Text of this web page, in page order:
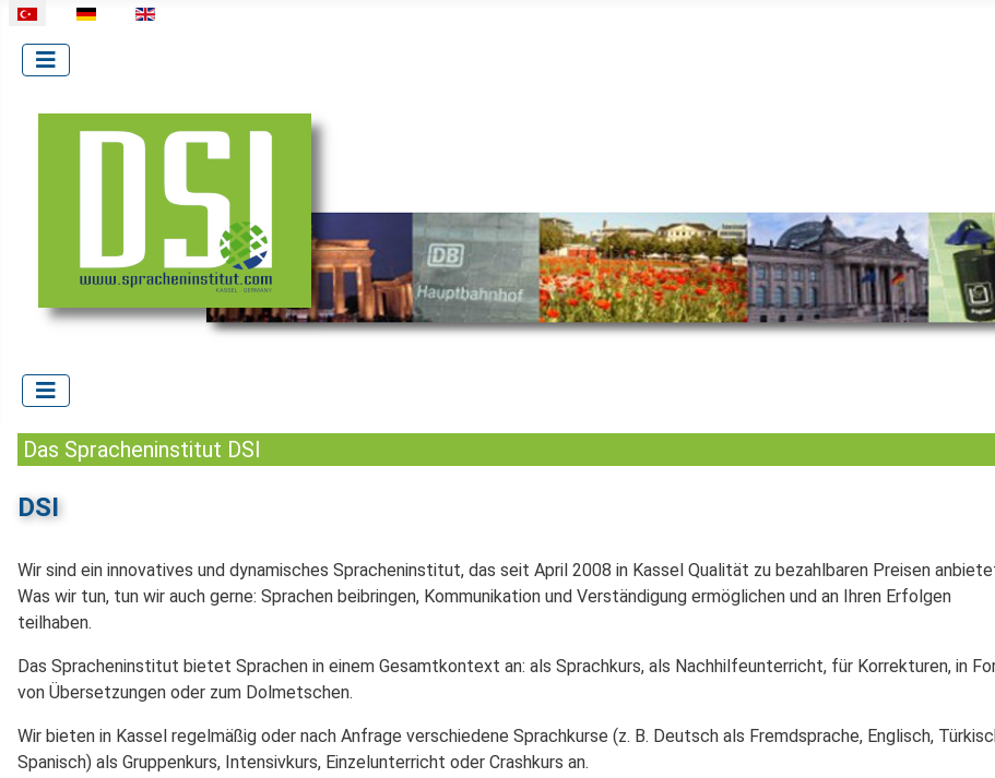
Dilinizi seçin
Das Spracheninstitut DSI
DSI
Wir sind ein innovatives und dynamisches Spracheninstitut, das seit April 2008 in Kassel Qualität zu bezahlbaren Preisen
Was wir tun, tun wir auch gerne: Sprachen beibringen, Kommunikation und Verständigung ermöglichen und an Ihren Erfolgen
teilhaben.
Das Spracheninstitut bietet Sprachen in einem Gesamtkontext an: als Sprachkurs, als Nachhilfeunterricht, für Korrekturen, in
von Übersetzungen oder zum Dolmetschen.
Wir bieten in Kassel regelmäßig oder nach Anfrage verschiedene Sprachkurse (z. B. Deutsch als Fremdsprache, Englisch,
Spanisch) als Gruppenkurs, Intensivkurs, Einzelunterricht oder Crashkurs an.